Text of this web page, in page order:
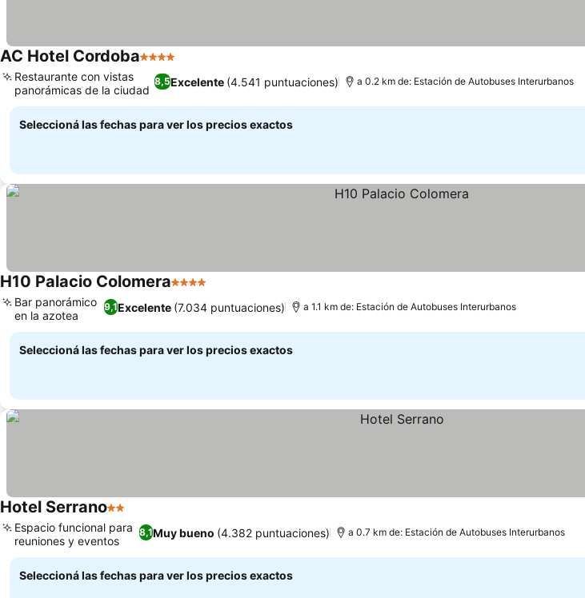
AC Hotel Cordoba4 Estrellas
8,5Excelente (4.541 puntuaciones)
Restaurante con vistas
panorámicas de la ciudad
a 0.2 km de: Estación de Autobuses Interurbanos
Seleccioná las fechas para ver los precios exactos
H10 Palacio Colomera4 Estrellas
9,1Excelente (7.034 puntuaciones)
Bar panorámico
en la azotea
a 1.1 km de: Estación de Autobuses Interurbanos
Seleccioná las fechas para ver los precios exactos
Hotel Serrano2 Estrellas
8,1Muy bueno (4.382 puntuaciones)
Espacio funcional para
reuniones y eventos
a 0.7 km de: Estación de Autobuses Interurbanos
Seleccioná las fechas para ver los precios exactos